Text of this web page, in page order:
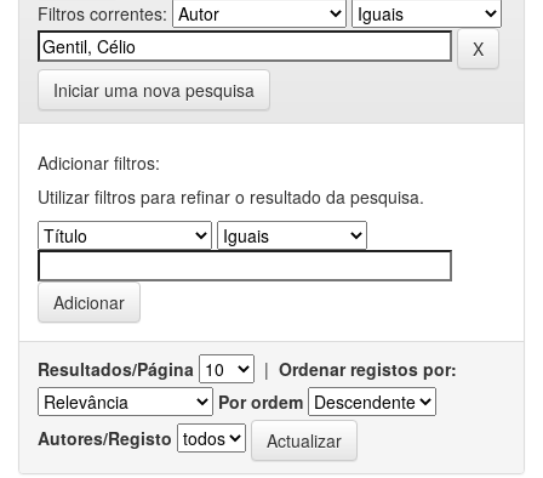
Filtros correntes:
Iniciar uma nova pesquisa
Adicionar filtros:
Utilizar filtros para refinar o resultado da pesquisa.
Resultados/Página | Ordenar registos por:
Por ordem
Autores/Registo